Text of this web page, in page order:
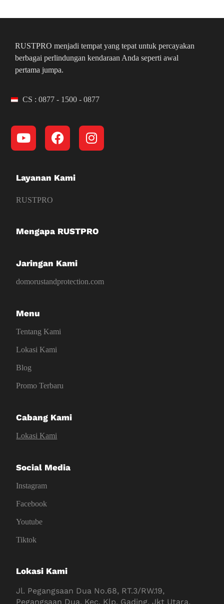
RUSTPRO menjadi tempat yang tepat untuk percayakan
berbagai perlindungan kendaraan Anda seperti awal
pertama jumpa.
CS : 0877 - 1500 - 0877
Layanan Kami
RUSTPRO
Mengapa RUSTPRO
Jaringan Kami
domorustandprotection.com
Menu
Tentang Kami
Lokasi Kami
Blog
Promo Terbaru
Cabang Kami
Lokasi Kami
Social Media
Instagram
Facebook
Youtube
Tiktok
Lokasi Kami
Jl. Pegangsaan Dua No.68, RT.3/RW.19,
Pegangsaan Dua, Kec. Klp. Gading, Jkt Utara,